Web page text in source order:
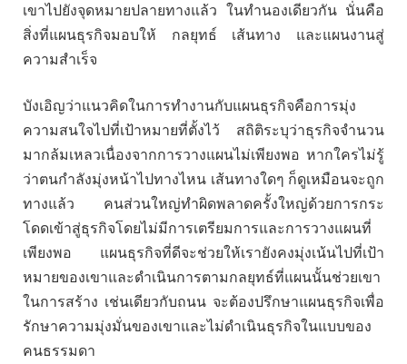
เขาไปยังจุดหมายปลายทางแล้ว ในทำนองเดียวกัน นั่นคือ
สิ่งที่แผนธุรกิจมอบให้ กลยุทธ์ เส้นทาง และแผนงานสู่
ความสำเร็จ
บังเอิญว่าแนวคิดในการทำงานกับแผนธุรกิจคือการมุ่ง
ความสนใจไปที่เป้าหมายที่ตั้งไว้ สถิติระบุว่าธุรกิจจำนวน
มากล้มเหลวเนื่องจากการวางแผนไม่เพียงพอ หากใครไม่รู้
ว่าตนกำลังมุ่งหน้าไปทางไหน เส้นทางใดๆ ก็ดูเหมือนจะถูก
ทางแล้ว คนส่วนใหญ่ทำผิดพลาดครั้งใหญ่ด้วยการกระ
โดดเข้าสู่ธุรกิจโดยไม่มีการเตรียมการและการวางแผนที่
เพียงพอ แผนธุรกิจที่ดีจะช่วยให้เรายังคงมุ่งเน้นไปที่เป้า
หมายของเขาและดำเนินการตามกลยุทธ์ที่แผนนั้นช่วยเขา
ในการสร้าง เช่นเดียวกับถนน จะต้องปรึกษาแผนธุรกิจเพื่อ
รักษาความมุ่งมั่นของเขาและไม่ดำเนินธุรกิจในแบบของ
คนธรรมดา